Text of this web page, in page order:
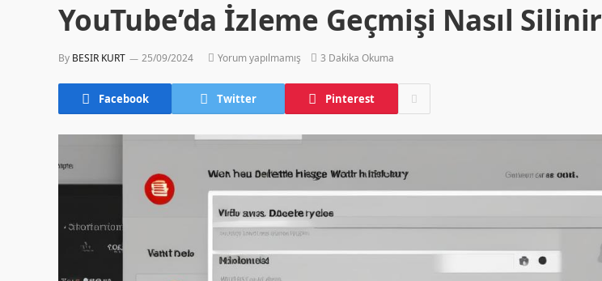
YouTube’da İzleme Geçmişi Nasıl Silinir
By BESIR KURT 25/09/2024 Yorum yapılmamış 3 Dakika Okuma
Facebook Twitter Pinterest